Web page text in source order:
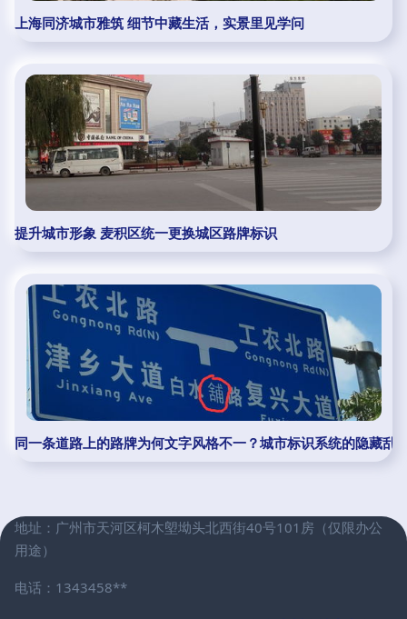
上海同济城市雅筑 细节中藏生活，实景里见学问
提升城市形象 麦积区统一更换城区路牌标识
同一条道路上的路牌为何文字风格不一？城市标识系统的隐藏乱
地址：广州市天河区柯木塱坳头北西街40号101房（仅限办公
用途）
电话：1343458**